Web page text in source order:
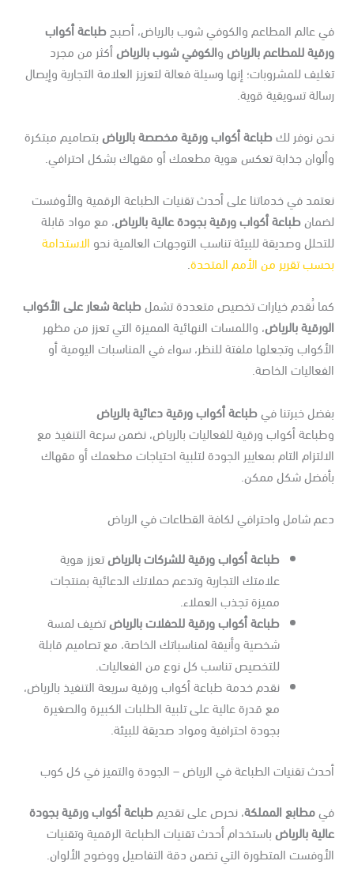
عالم المطاعم والكوفي شوب بالرياض، أصبحطباعة أكواب
للمطاعم بالرياضوالكوفي شوب بالرياضأكثر من مجرد
للمشروبات؛ إنها وسيلة فعالة لتعزيز العلامة التجارية وإيصال
تسويقية قوية.
نوفر لكطباعة أكواب ورقية مخصصة بالرياضبتصاميم مبتكرة
جذابة تعكس هوية مطعمك أو مقهاك بشكل احترافي.
في خدماتنا على أحدث تقنيات الطباعة الرقمية والأوفست
طباعة أكواب ورقية بجودة عالية بالرياض، مع مواد قابلة
وصديقة للبيئة تناسب التوجهات العالمية نحوالاستدامة
تقرير من الأمم المتحدة.
نُقدم خيارات تخصيص متعددة تشملطباعة شعار على الأكواب
بالرياض، واللمسات النهائية المميزة التي تعزز من مظهر
وتجعلها ملفتة للنظر، سواء في المناسبات اليومية أو
الخاصة.
خبرتنا فيطباعة أكواب ورقية دعائية بالرياض
طباعة أكواب ورقية للفعاليات بالرياض، نضمن سرعة التنفيذ مع
التام بمعايير الجودة لتلبية احتياجات مطعمك أو مقهاك
شكل ممكن.
شامل واحترافي لكافة القطاعات في الرياض
طباعة أكواب ورقية للشركات بالرياضتعزز هوية
علامتك التجارية وتدعم حملاتك الدعائية بمنتجات
مميزة تجذب العملاء.
طباعة أكواب ورقية للحفلات بالرياضتضيف لمسة
شخصية وأنيقة لمناسباتك الخاصة، مع تصاميم قابلة
للتخصيص تناسب كل نوع من الفعاليات.
نقدم خدمة طباعة أكواب ورقية سريعة التنفيذ بالرياض،
مع قدرة عالية على تلبية الطلبات الكبيرة والصغيرة
بجودة احترافية ومواد صديقة للبيئة.
تقنيات الطباعة في الرياض – الجودة والتميز في كل كوب
مطابع المملكة، نحرص على تقديمطباعة أكواب ورقية بجودة
بالرياضباستخدام أحدث تقنيات الطباعة الرقمية وتقنيات
المتطورة التي تضمن دقة التفاصيل ووضوح الألوان.